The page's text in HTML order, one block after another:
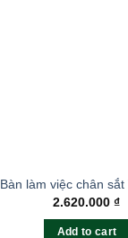
Bàn làm việc chân
2.620.000₫
Add to cart